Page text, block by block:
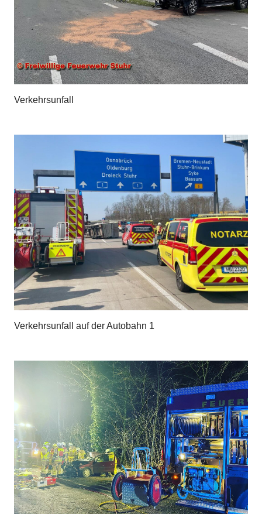
Verkehrsunfall
Verkehrsunfall auf der Autobahn 1